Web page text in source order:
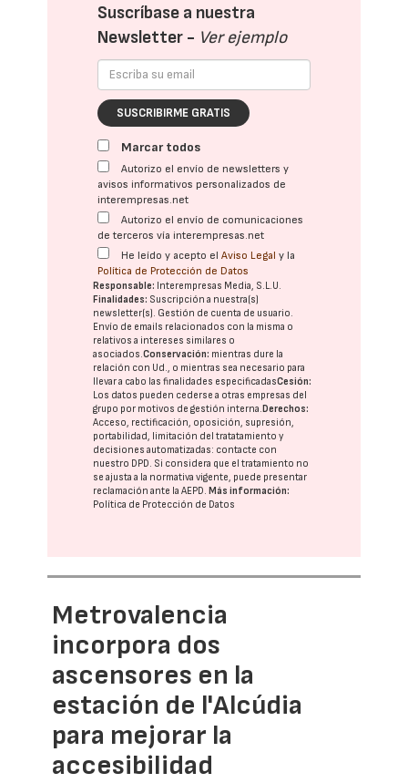
Suscríbase a nuestra
Newsletter - Ver ejemplo
SUSCRIBIRME GRATIS
Marcar todos
Autorizo el envío de newsletters y
avisos informativos personalizados de
interempresas.net
Autorizo el envío de comunicaciones
de terceros vía interempresas.net
He leído y acepto elAviso Legal y la
Política de Protección de Datos
Responsable: Interempresas Media, S.L.U.
Finalidades: Suscripción a nuestra(s)
newsletter(s). Gestión de cuenta de usuario.
Envío de emails relacionados con la misma o
relativos a intereses similares o
asociados.Conservación: mientras dure la
relación con Ud., o mientras sea necesario para
llevar a cabo las finalidades especificadasCesión:
Los datos pueden cederse a otras empresas del
grupo por motivos de gestión interna.Derechos:
Acceso, rectificación, oposición, supresión,
portabilidad, limitación del tratatamiento y
decisiones automatizadas: contacte con
nuestro DPD. Si considera que el tratamiento no
se ajusta a la normativa vigente, puede presentar
reclamación ante laAEPD.Más información:
Política de Protección de Datos
Metrovalencia
incorpora dos
ascensores en la
estación de l'Alcúdia
para mejorar la
accesibilidad